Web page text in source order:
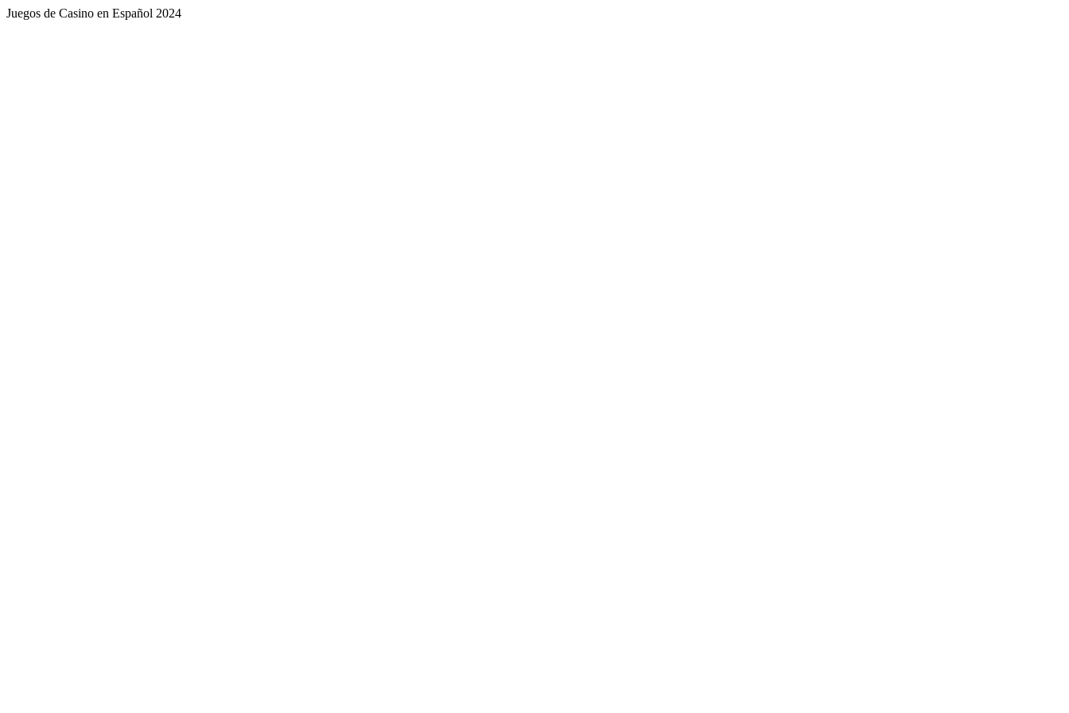
Juegos de Casino en Español 2024